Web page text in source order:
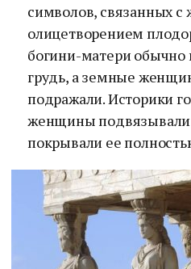
символов, связанных с
олицетворением
богини-матери
грудь, а земные
подражали. Историки
женщины подвязывали
покрывали ее